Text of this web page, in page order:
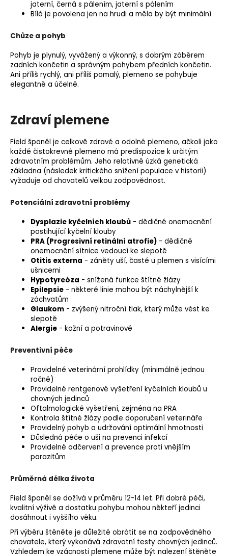
jaterní, černá s pálením, jaterní s pálením
Bílá je povolena jen na hrudi a měla by být minimální
Chůze a pohyb
Pohyb je plynulý, vyvážený a výkonný, s dobrým záběrem
zadních končetin a správným pohybem předních končetin.
Ani příliš rychlý, ani příliš pomalý, plemeno se pohybuje
elegantně a účelně.
Zdraví plemene
Field španěl je celkově zdravé a odolné plemeno, ačkoli jako
každé čistokrevné plemeno má predispozice k určitým
zdravotním problémům. Jeho relativně úzká genetická
základna (následek kritického snížení populace v historii)
vyžaduje od chovatelů velkou zodpovědnost.
Potenciální zdravotní problémy
Dysplazie kyčelních kloubů - dědičné onemocnění
postihující kyčelní klouby
PRA (Progresivní retinální atrofie) - dědičné
onemocnění sítnice vedoucí ke slepotě
Otitis externa - záněty uší, časté u plemen s visícími
ušnicemi
Hypotyreóza - snížená funkce štítné žlázy
Epilepsie - některé linie mohou být náchylnější k
záchvatům
Glaukom - zvýšený nitroční tlak, který může vést ke
slepotě
Alergie - kožní a potravinové
Preventivní péče
Pravidelné veterinární prohlídky (minimálně jednou
ročně)
Pravidelné rentgenové vyšetření kyčelních kloubů u
chovných jedinců
Oftalmologické vyšetření, zejména na PRA
Kontrola štítné žlázy podle doporučení veterináře
Pravidelný pohyb a udržování optimální hmotnosti
Důsledná péče o uši na prevenci infekcí
Pravidelné odčervení a prevence proti vnějším
parazitům
Průměrná délka života
Field španěl se dožívá v průměru 12-14 let. Při dobré péči,
kvalitní výživě a dostatku pohybu mohou někteří jedinci
dosáhnout i vyššího věku.
Při výběru štěněte je důležité obrátit se na zodpovědného
chovatele, který vykonává zdravotní testy chovných jedinců.
Vzhledem ke vzácnosti plemene může být nalezení štěněte